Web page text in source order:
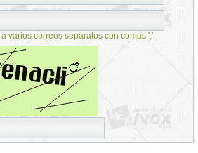
varios correos sepáralos con comas ','.